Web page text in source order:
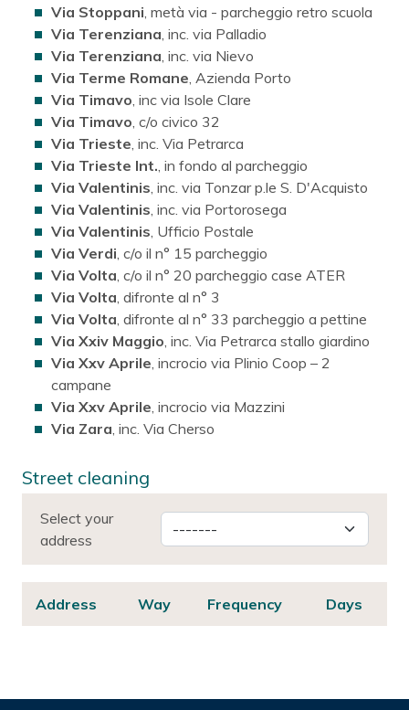
Via Stoppani , metà via - parcheggio retro scuola
Via Terenziana , inc. via Palladio
Via Terenziana , inc. via Nievo
Via Terme Romane , Azienda Porto
Via Timavo , inc via Isole Clare
Via Timavo , c/o civico 32
Via Trieste , inc. Via Petrarca
Via Trieste Int. , in fondo al parcheggio
Via Valentinis , inc. via Tonzar p.le S. D'Acquisto
Via Valentinis , inc. via Portorosega
Via Valentinis , Ufficio Postale
Via Verdi , c/o il n° 15 parcheggio
Via Volta , c/o il n° 20 parcheggio case ATER
Via Volta , difronte al n° 3
Via Volta , difronte al n° 33 parcheggio a pettine
Via Xxiv Maggio , inc. Via Petrarca stallo giardino
Via Xxv Aprile , incrocio via Plinio Coop – 2
campane
Via Xxv Aprile , incrocio via Mazzini
Via Zara , inc. Via Cherso
Street cleaning
Select your
address
Address Way Frequency Days